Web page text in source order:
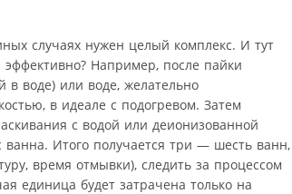
случаях нужен целый комплекс. И тут
эффективно? Например, после пайки
воде) или воде, желательно
в идеале с подогревом. Затем
с водой или деионизованной
Итого получается три — шесть ванн,
время отмывки), следить за процессом
единица будет затрачена только на